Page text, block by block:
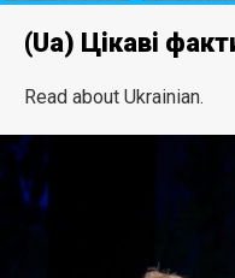
(Ua) Цікаві
Read about Ukrainian.